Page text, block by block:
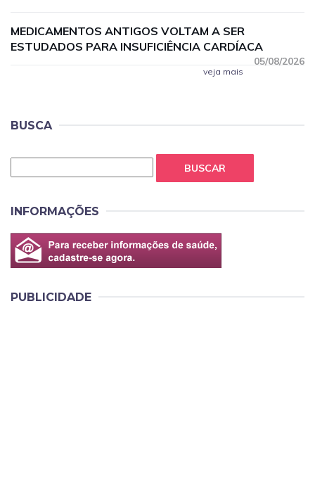
MEDICAMENTOS ANTIGOS VOLTAM A SER
ESTUDADOS PARA INSUFICIÊNCIA CARDÍACA
05/08/2026
veja mais
BUSCA
BUSCAR
INFORMAÇÕES
PUBLICIDADE